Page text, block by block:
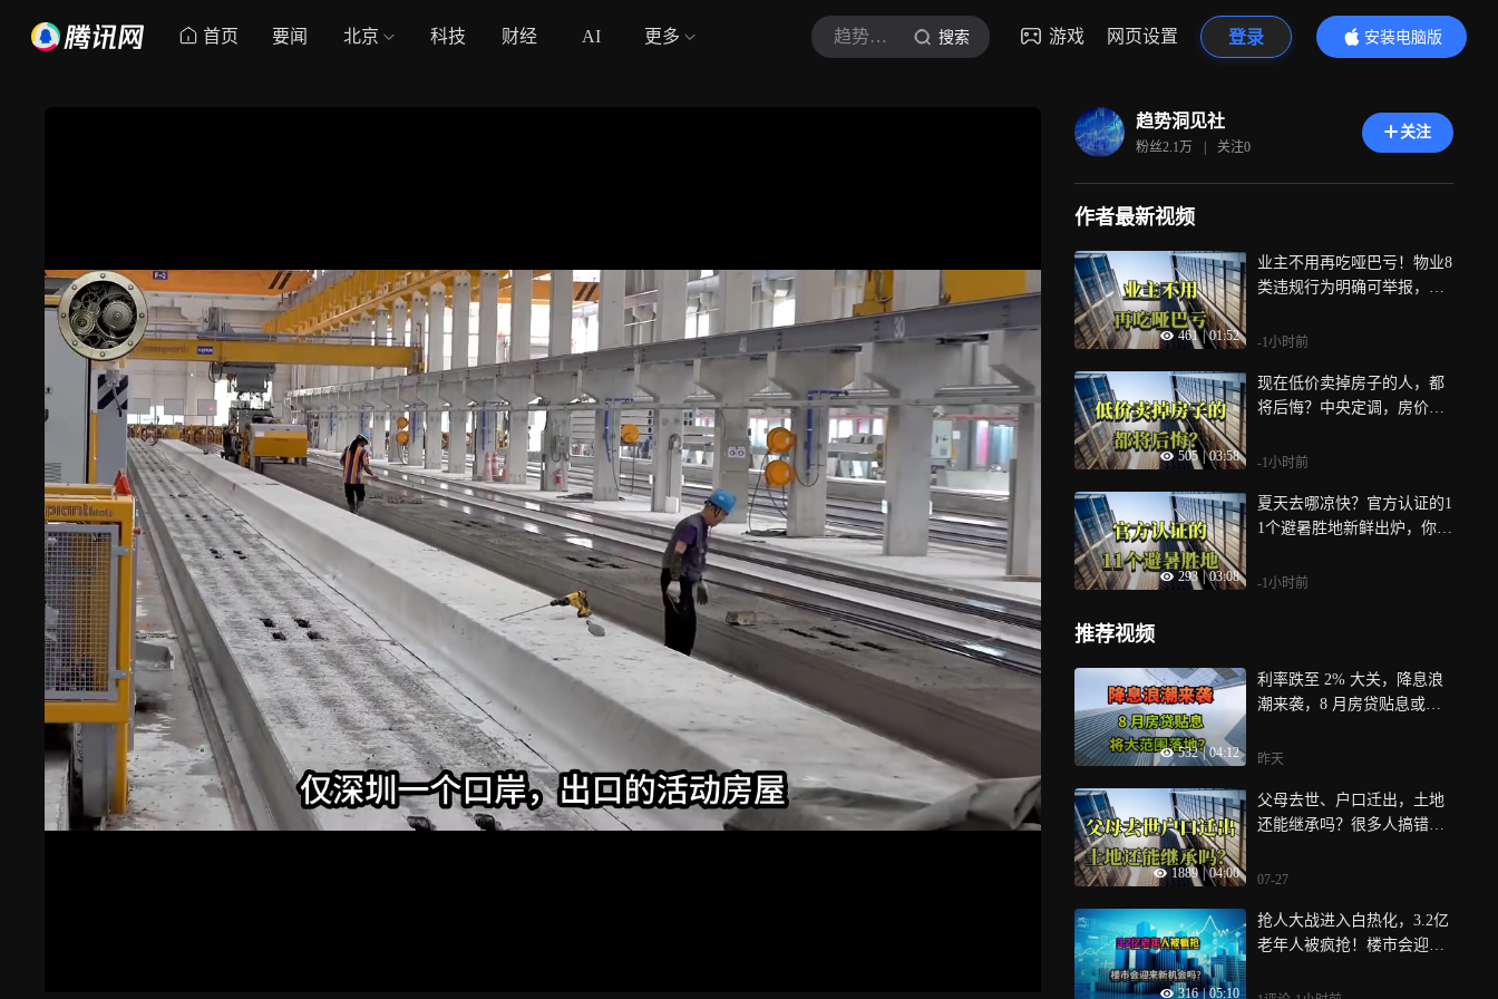
首页 要闻 北京 科技 财经 AI 更多 趋势洞见社 搜索 游戏 网页设置 登录
安装电脑版
内容更精彩
趋势洞见社
粉丝2.1万 | 关注0
关注
作者最新视频
461 01:52
业主不用再吃哑巴亏！物业8
类违规行为明确可举报，普
-1小时前
505 03:58
现在低价卖掉房子的人，都
将后悔？中央定调，房价走
-1小时前
293 | 03:08
夏天去哪凉快？官方认证的1
1个避暑胜地新鲜出炉，你选
-1小时前
推荐视频
532 | 04:12
利率跌至 2% 大关，降息浪
潮来袭，8 月房贷贴息或将
昨天
1889 04:00
父母去世、户口迁出，土地
还能继承吗？很多人搞错
07-27
316 | 05:10
抢人大战进入白热化，3.2亿
老年人被疯抢！楼市会迎来